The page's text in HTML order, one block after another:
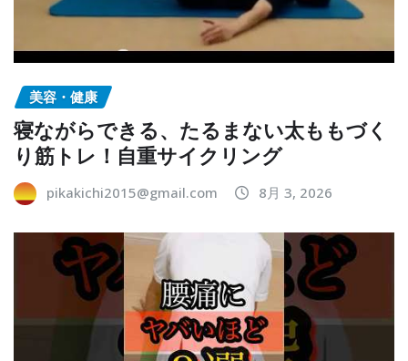
美容・健康
寝ながらできる、たるまない太ももづく
り筋トレ！自重サイクリング
pikakichi2015@gmail.com 8月 3, 2026